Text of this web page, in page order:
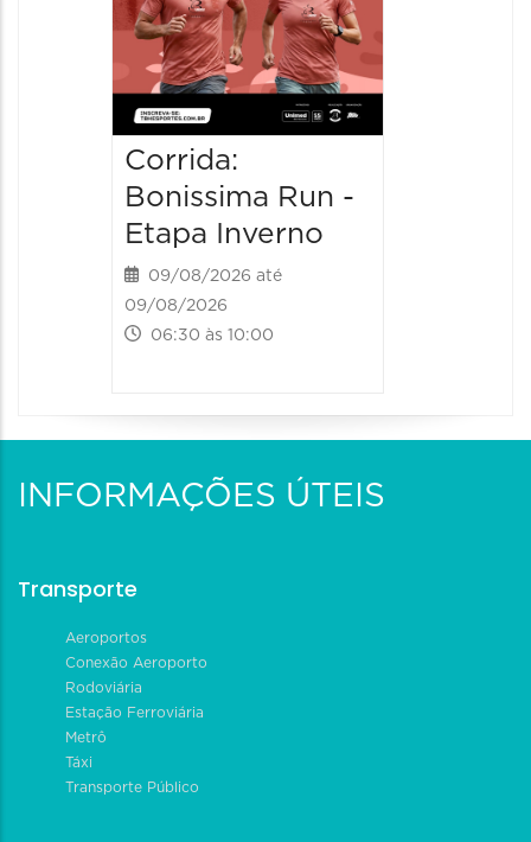
Corrida:
Bonissima Run -
Etapa Inverno
09/08/2026 até
09/08/2026
06:30 às 10:00
INFORMAÇÕES ÚTEIS
Transporte
Aeroportos
Conexão Aeroporto
Rodoviária
Estação Ferroviária
Metrô
Táxi
Transporte Público